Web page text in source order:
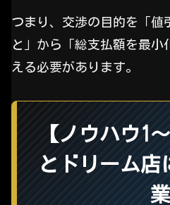
つまり、交渉の目的を「値
と」から「総支払額を最小
える必要があります。
【ノウハウ1
とドリーム店
業